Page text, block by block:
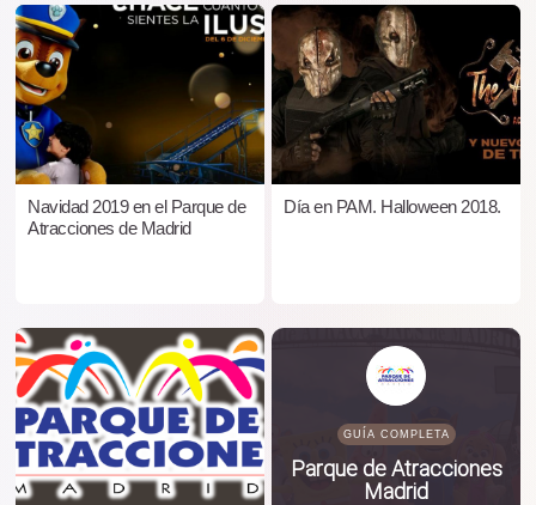
Navidad 2019 en el Parque de
Atracciones de Madrid
Día en PAM. Halloween 2018.
GUÍA COMPLETA
Parque de Atracciones
Madrid